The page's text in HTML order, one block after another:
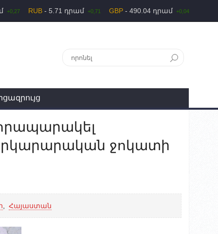
+0,27 RUB - 5.71 դրամ +0,71 GBP - 490.04 դրամ +0,04
ջոկատի
Հայաստան